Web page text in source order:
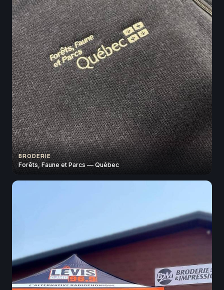
BRODERIE
Forêts, Faune et Parcs — Québec